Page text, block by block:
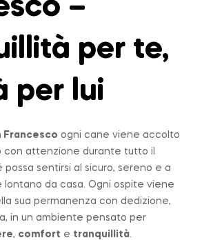
–
per te,
per lui
Francesco ogni cane viene accolto
con attenzione durante tutto il
possa sentirsi al sicuro, sereno e a
lontano da casa. Ogni ospite viene
sua permanenza con dedizione,
in un ambiente pensato per
, comfort e tranquillità